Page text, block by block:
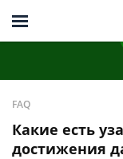
FAQ
Какие есть
достижения